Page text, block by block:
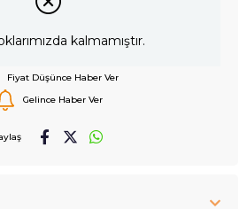
kalmamıştır.
Fiyat Düşünce Haber Ver
Gelince Haber Ver